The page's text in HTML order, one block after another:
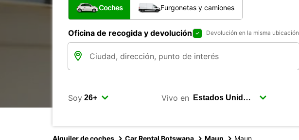
Coches Furgonetas y camiones
Oficina de recogida y devolución Devolución en la misma ubicación
Soy Vivo en
Alquiler de coches Car Rental Botswana Maun Maun